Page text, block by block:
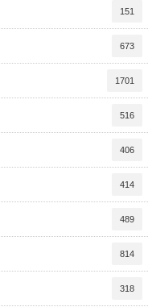
151
673
1701
516
406
414
489
814
318